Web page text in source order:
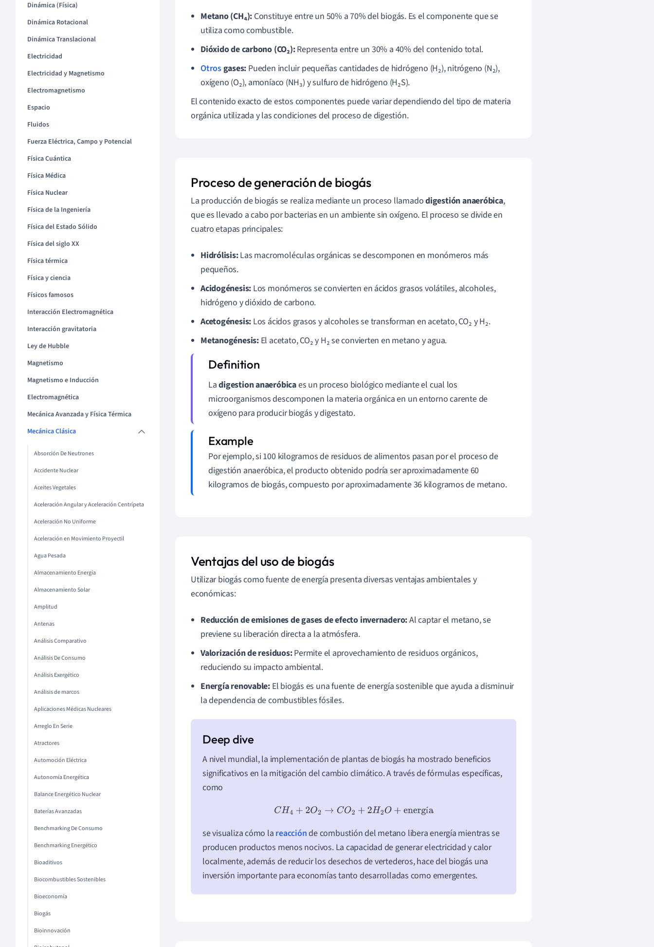
Dinámica (Física)
Dinámica Rotacional
Dinámica Translacional
Electricidad
Electricidad y Magnetismo
Electromagnetismo
Espacio
Fluidos
Fuerza Eléctrica, Campo y Potencial
Física Cuántica
Física Médica
Física Nuclear
Física de la Ingeniería
Física del Estado Sólido
Física del siglo XX
Física térmica
Física y ciencia
Físicos famosos
Interacción Electromagnética
Interacción gravitatoria
Ley de Hubble
Magnetismo
Magnetismo e Inducción
Electromagnética
Mecánica Avanzada y Física Térmica
Mecánica Clásica
Absorción De Neutrones
Accidente Nuclear
Aceites Vegetales
Aceleración Angular y Aceleración Centrípeta
Aceleración No Uniforme
Aceleración en Movimiento Proyectil
Agua Pesada
Almacenamiento Energía
Almacenamiento Solar
Amplitud
Antenas
Análisis Comparativo
Análisis De Consumo
Análisis Exergético
Análisis de marcos
Aplicaciones Médicas Nucleares
Arreglo En Serie
Atractores
Automoción Eléctrica
Autonomía Energética
Balance Energético Nuclear
Baterías Avanzadas
Benchmarking De Consumo
Benchmarking Energético
Bioaditivos
Biocombustibles Sostenibles
Bioeconomía
Biogás
Bioinnovación
Metano (CH₄): Constituye entre un 50% a 70% del biogás. Es el componente que se
utiliza como combustible.
Dióxido de carbono (CO₂):Representa entre un 30% a 40% del contenido total.
Otrosgases: Pueden incluir pequeñas cantidades de hidrógeno (H₂), nitrógeno (N₂),
oxígeno (O₂), amoníaco (NH₃) y sulfuro de hidrógeno (H₂S).
El contenido exacto de estos componentes puede variar dependiendo del tipo de materia
orgánica utilizada y las condiciones del proceso de digestión.
Proceso de generación de biogás
La producción de biogás se realiza mediante un proceso llamadodigestión anaeróbica,
que es llevado a cabo por bacterias en un ambiente sin oxígeno. El proceso se divide en
cuatro etapas principales:
Hidrólisis:Las macromoléculas orgánicas se descomponen en monómeros más
pequeños.
Acidogénesis: Los monómeros se convierten en ácidos grasos volátiles, alcoholes,
hidrógeno y dióxido de carbono.
Acetogénesis: Los ácidos grasos y alcoholes se transforman en acetato, CO₂ y H₂.
Metanogénesis:El acetato, CO₂ y H₂ se convierten en metano y agua.
Ladigestion anaeróbicaes un proceso biológico mediante el cual los
microorganismos descomponen la materia orgánica en un entorno carente de
oxígeno para producir biogás y digestato.
Por ejemplo, si 100 kilogramos de residuos de alimentos pasan por el proceso de
digestión anaeróbica, el producto obtenido podría ser aproximadamente 60
kilogramos de biogás, compuesto por aproximadamente 36 kilogramos de metano.
Ventajas del uso de biogás
Utilizar biogás como fuente de energía presenta diversas ventajas ambientales y
económicas:
Reducción de emisiones de gases de efecto invernadero:Al captar el metano, se
previene su liberación directa a la atmósfera.
Valorización de residuos:Permite el aprovechamiento de residuos orgánicos,
reduciendo su impacto ambiental.
Energía renovable: El biogás es una fuente de energía sostenible que ayuda a disminuir
la dependencia de combustibles fósiles.
A nivel mundial, la implementación de plantas de biogás ha mostrado beneficios
significativos en la mitigación del cambio climático. A través de fórmulas específicas,
como
í
C H4+2 O2→CO2+ 2H 2O+energía
se visualiza cómo la reacción de combustión del metano libera energía mientras se
producen productos menos nocivos. La capacidad de generar electricidad y calor
localmente, además de reducir los desechos de vertederos, hace del biogás una
inversión importante para economías tanto desarrolladas como emergentes.